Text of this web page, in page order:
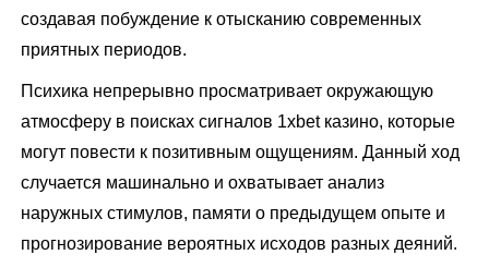
создавая побуждение к отысканию современных
приятных периодов.
Психика непрерывно просматривает окружающую
атмосферу в поисках сигналов 1xbet казино, которые
могут повести к позитивным ощущениям. Данный ход
случается машинально и охватывает анализ
наружных стимулов, памяти о предыдущем опыте и
прогнозирование вероятных исходов разных деяний.